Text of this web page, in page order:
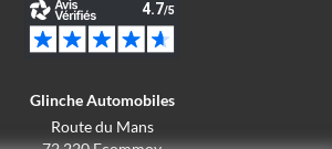
Glinche Automobiles
Route du Mans